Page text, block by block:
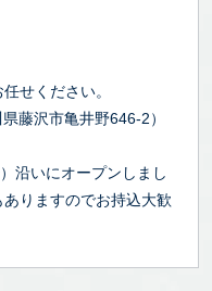
せください。
藤沢市亀井野646-2）
沿いにオープンしまし
りますのでお持込大歓